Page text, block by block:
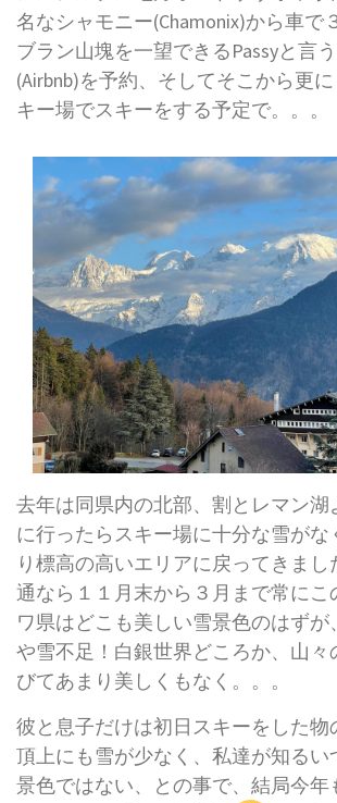
名なシャモニー(Chamonix)から車で
ブラン山塊を一望できるPassyと言
(Airbnb)を予約、そしてそこから更
キー場でスキーをする予定で。。。
去年は同県内の北部、割とレマン湖
に行ったらスキー場に十分な雪がな
り標高の高いエリアに戻ってきま
通なら１１月末から３月まで常にこ
ワ県はどこも美しい雪景色のはずが
や雪不足！白銀世界どころか、山々
びてあまり美しくもなく。。。
彼と息子だけは初日スキーをした物
頂上にも雪が少なく、私達が知るい
景色ではない、との事で、結局今年